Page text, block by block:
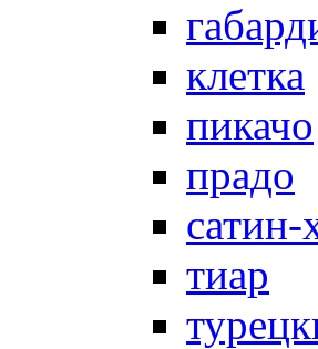
клетка
пикачо
прадо
сатин-
тиар